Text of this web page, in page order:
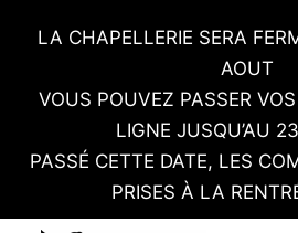
LA CHAPELLERIE SERA
AOUT
VOUS POUVEZ PASSER
LIGNE JUSQU’AU
PASSÉ CETTE DATE, LES
PRISES À LA